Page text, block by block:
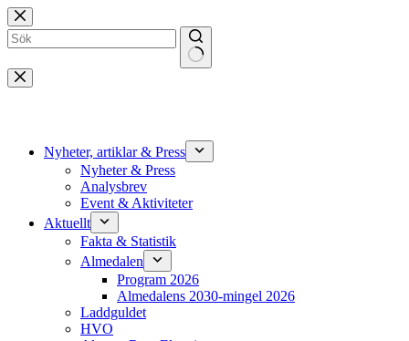
Hoppa
till
innehåll
Inga
resultat
Nyheter, artiklar & Press
Nyheter & Press
Analysbrev
Event & Aktiviteter
Aktuellt
Fakta & Statistik
Almedalen
Program 2026
Almedalens 2030-mingel 2026
Laddguldet
HVO